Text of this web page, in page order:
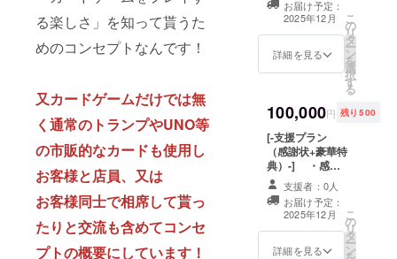
る楽しさ」を知って貰うた
めのコンセプトなんです！
又カードゲームだけでは無
く通常のトランプやUNO等
の市販的なカードも使用し
お客様と店員、又は
お客様同士で相席して貰っ
たりと交流も含めてコンセ
プトの概要にしています！
記載する宛名
（ニックネー
ださい。 ※10
キャスト３種類
に入れさせて頂
きます！
状+キャストカー
ド（サイン入）
キャストオ
リジナル色紙
トが考えたオリ
ジナルイラス
ト！支援プラン
でしか受け取れ
ないレア物！！
＊】 ※色紙は限
定デザイン１枚
を送付致しま
す。 ※１パック
お送り致しま
お届け予定：
2025年12月
詳細を見る
こ
の
リ
タ
ー
ン
を
選
択
す
る
100,000円 残り500
[-支援プラン
（感謝状+豪華特
典）-] ・感謝
状+全種類の特典
をお送り致しま
す！ ≪特典内
容≫ ・感謝
状 ・キャス
ト直筆メッセー
支援者：0人
お届け予定：
2025年12月
詳細を見る
こ
の
リ
タ
ー
ン